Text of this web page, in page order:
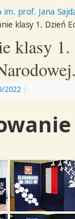
im. prof. Jana
klasy 1. Dzień
klasy
2022 |